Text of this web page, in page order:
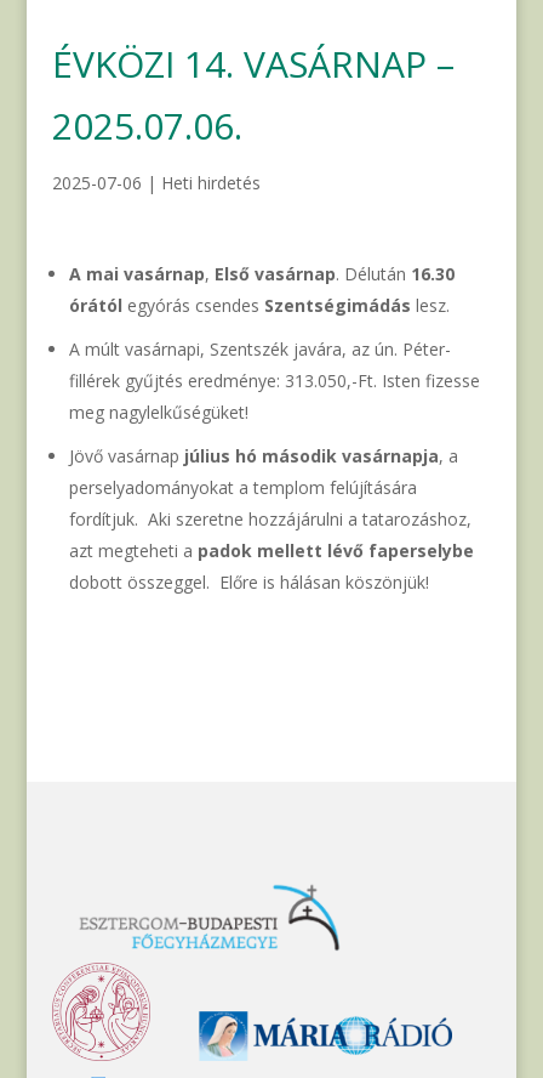
ÉVKÖZI 14. VASÁRNAP –
2025.07.06.
2025-07-06 | Heti hirdetés
A mai vasárnap, Első vasárnap. Délután 16.30
órától egyórás csendes Szentségimádás lesz.
A múlt vasárnapi, Szentszék javára, az ún. Péter-
fillérek gyűjtés eredménye: 313.050,-Ft. Isten fizesse
meg nagylelkűségüket!
Jövő vasárnap július hó második vasárnapja, a
perselyadományokat a templom felújítására
fordítjuk. Aki szeretne hozzájárulni a tatarozáshoz,
azt megteheti a padok mellett lévő faperselybe
dobott összeggel. Előre is hálásan köszönjük!